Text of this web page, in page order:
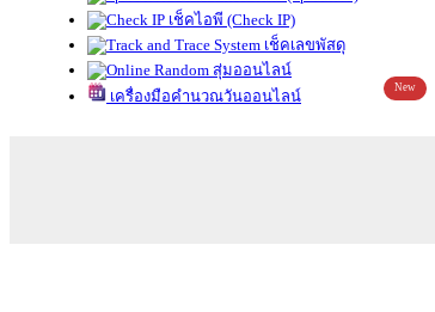
เช็คไอพี (Check IP)
เช็คเลขพัสดุ
สุ่มออนไลน์
เครื่องมือคำนวณวันออนไลน์
New